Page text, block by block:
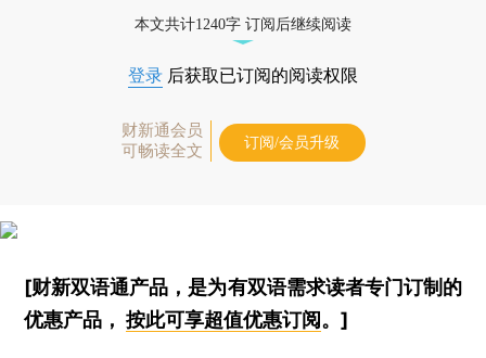
本文共计1240字 订阅后继续阅读
登录 后获取已订阅的阅读权限
财新通会员
可畅读全文
订阅/会员升级
[财新双语通产品，是为有双语需求读者专门订制的
优惠产品，按此可享超值优惠订阅。]